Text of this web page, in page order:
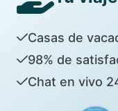
Casas de
98% de
Chat en vivo